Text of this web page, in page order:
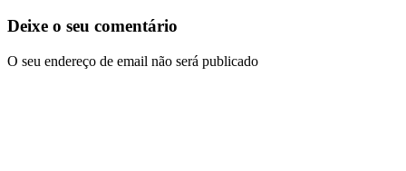
Deixe o seu comentário
O seu endereço de email não será publicado